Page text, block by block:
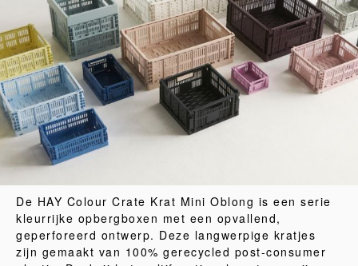
De HAY Colour Crate Krat Mini Oblong is een serie
kleurrijke opbergboxen met een opvallend,
geperforeerd ontwerp. Deze langwerpige kratjes
zijn gemaakt van 100% gerecycled post-consumer